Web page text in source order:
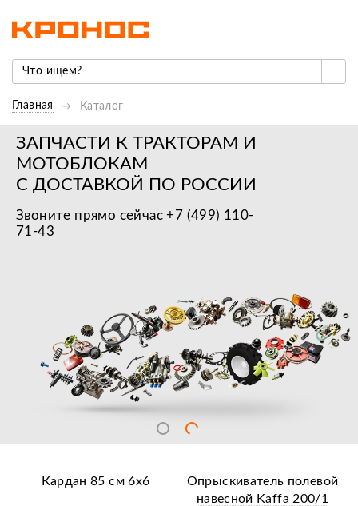
Главная Каталог
ЗАПЧАСТИ К ТРАКТОРАМ И
МОТОБЛОКАМ
С ДОСТАВКОЙ ПО РОССИИ
Звоните прямо сейчас +7 (499) 110-
71-43
Кардан 85 см 6х6
Опрыскиватель полевой
навесной Kaffa 200/1